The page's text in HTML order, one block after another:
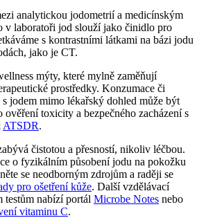
analytickou jodometrií a medicínským
v laboratoři jod slouží jako činidlo pro
s kontrastními látkami na bázi jodu
jako je CT.
mýty, které mylně zaměňují
prostředky. Konzumace či
jodem mimo lékařský dohled může být
ověření toxicity a bezpečného zacházení s
ATSDR.
čistotou a přesností, nikoliv léčbou.
o fyzikálním působení jodu na pokožku
se neodborným zdrojům a raději se
pro ošetření kůže. Další vzdělávací
testům nabízí portál Microbe Notes nebo
vitaminu C.